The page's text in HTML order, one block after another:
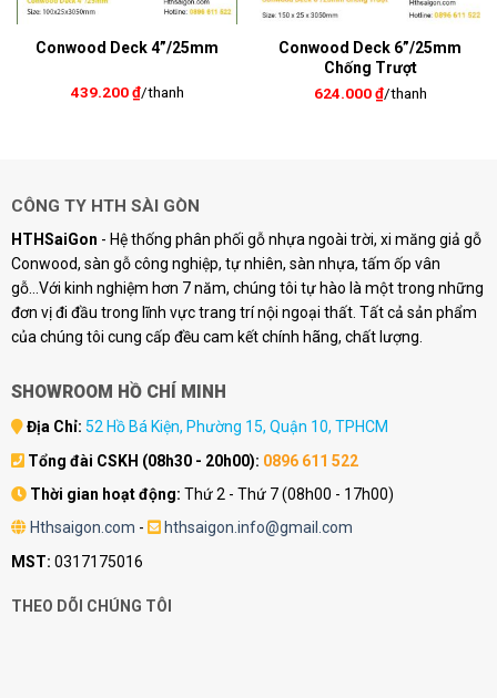
Conwood Deck 4”/25mm
439.200₫/thanh
Conwood Deck 6”/25mm
Chống Trượt
624.000₫/thanh
CÔNG TY HTH SÀI GÒN
HTHSaiGon - Hệ thống phân phối gỗ nhựa ngoài trời, xi măng giả gỗ
Conwood, sàn gỗ công nghiệp, tự nhiên, sàn nhựa, tấm ốp vân
gỗ...Với kinh nghiệm hơn 7 năm, chúng tôi tự hào là một trong những
đơn vị đi đầu trong lĩnh vực trang trí nội ngoại thất. Tất cả sản phẩm
của chúng tôi cung cấp đều cam kết chính hãng, chất lượng.
SHOWROOM HỒ CHÍ MINH
Địa Chỉ: 52 Hồ Bá Kiện, Phường 15, Quận 10, TPHCM
Tổng đài CSKH (08h30 - 20h00): 0896 611 522
Thời gian hoạt động: Thứ 2 - Thứ 7 (08h00 - 17h00)
Hthsaigon.com -
hthsaigon.info@gmail.com
MST: 0317175016
THEO DÕI CHÚNG TÔI